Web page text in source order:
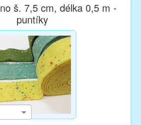
š. 7,5 cm, délka 0,5 m -
puntíky